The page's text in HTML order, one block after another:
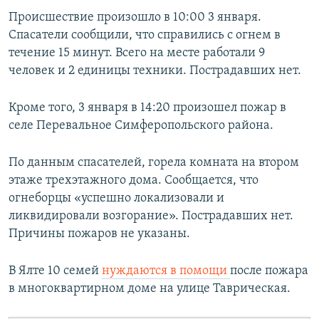
Происшествие произошло в 10:00 3 января.
Спасатели сообщили, что справились с огнем в
течение 15 минут. Всего на месте работали 9
человек и 2 единицы техники. Пострадавших нет.
Кроме того, 3 января в 14:20 произошел пожар в
селе Перевальное Симферопольского района.
По данным спасателей, горела комната на втором
этаже трехэтажного дома. Сообщается, что
огнеборцы «успешно локализовали и
ликвидировали возгорание». Пострадавших нет.
Причины пожаров не указаны.
В Ялте 10 семей нуждаются в помощи после пожара
в многоквартирном доме на улице Таврическая.